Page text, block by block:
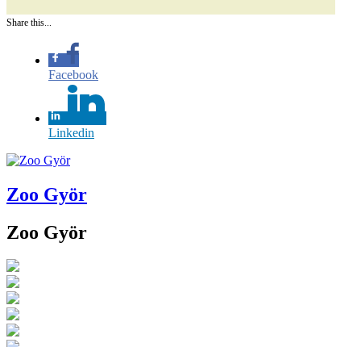
Share this...
Facebook
Linkedin
Zoo Györ
Zoo Györ